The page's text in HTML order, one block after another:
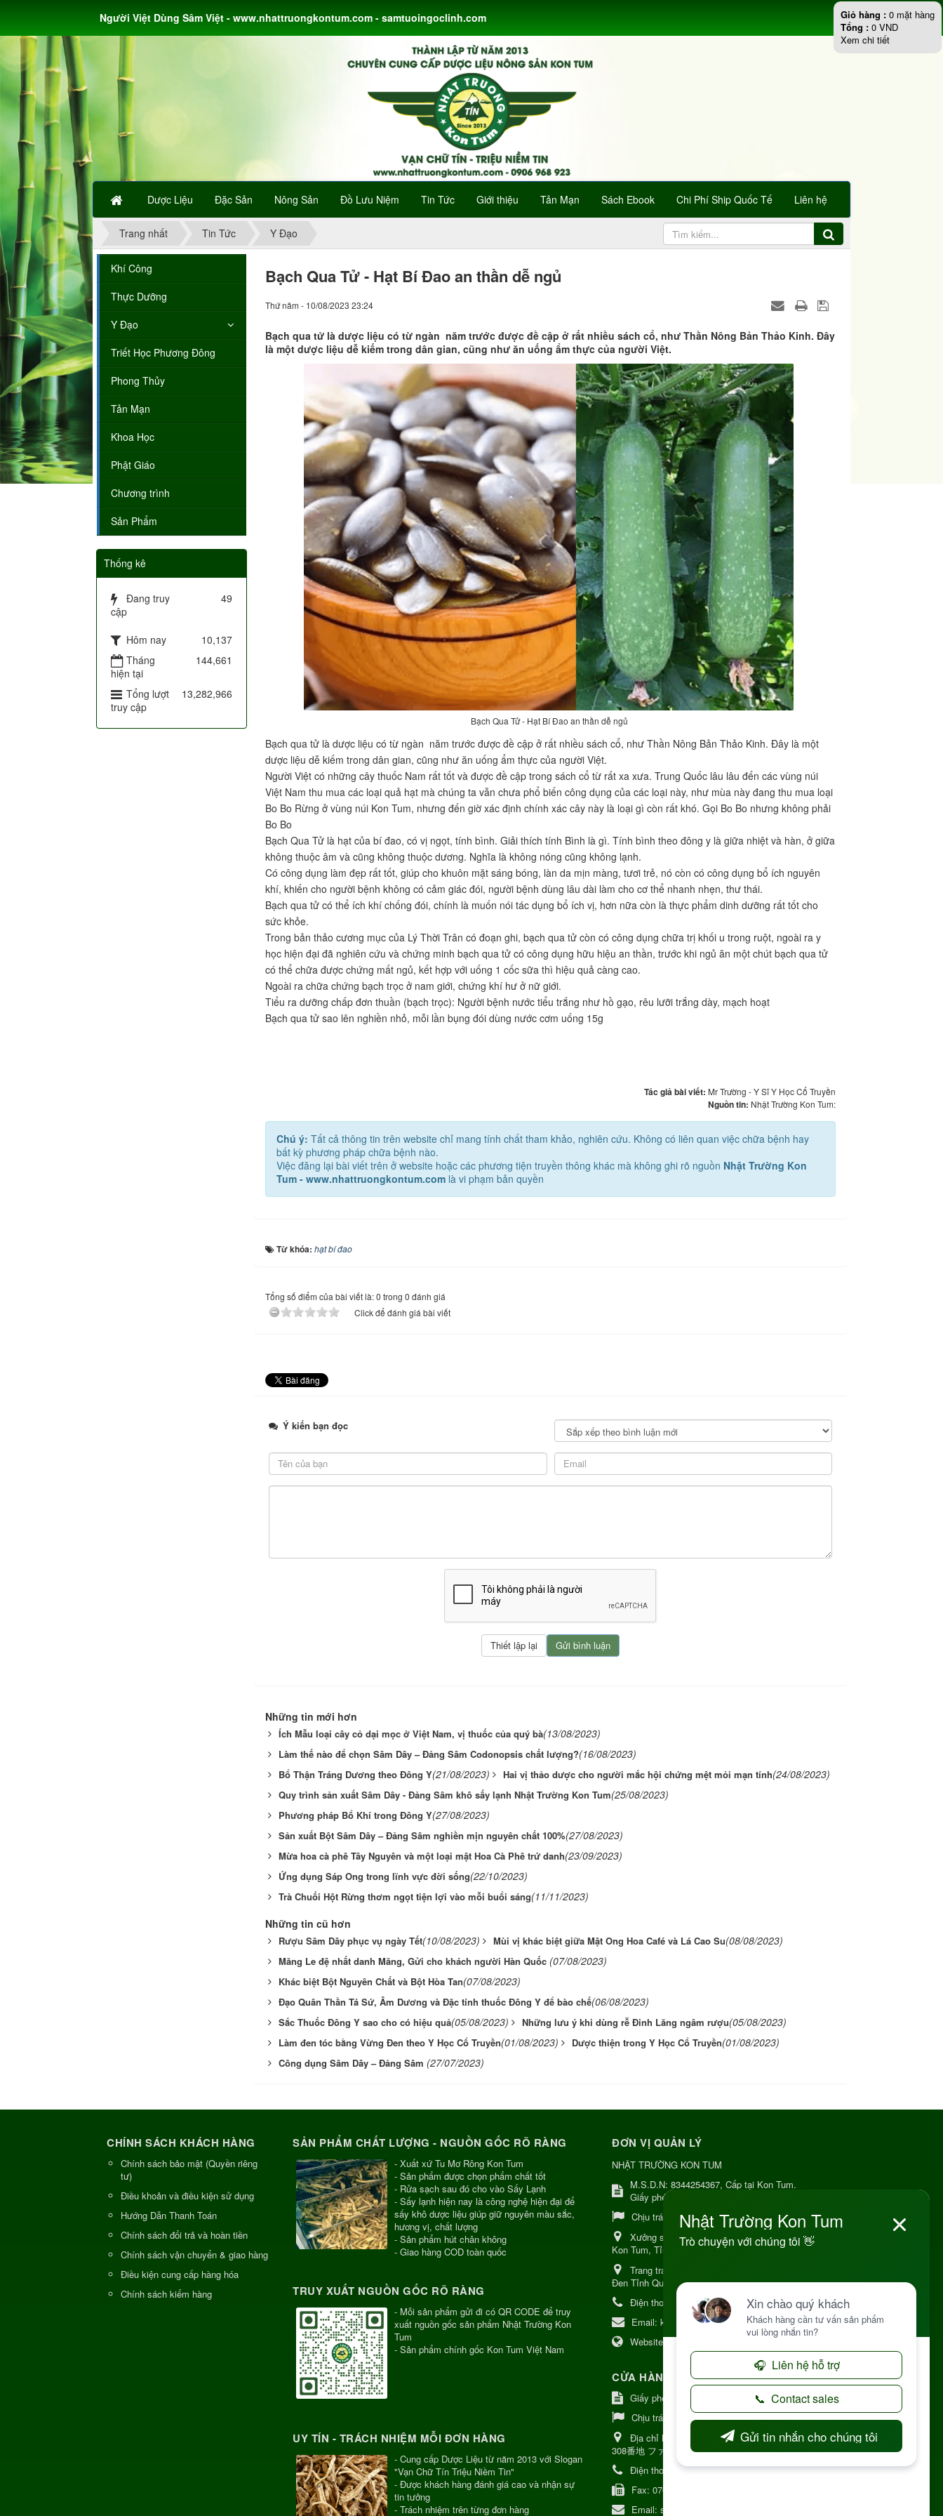
Dược Liệu Đặc Sản Nông Sản Đồ Lưu Niệm Tin Tức Giới thiệu Tản Mạn Sách Ebook Chi Phí Ship Quốc Tế Liên hệ
Người Việt Dùng Sâm Việt - www.nhattruongkontum.com - samtuoingoclinh.com
Trang nhất Tin Tức Y Đạo
Bạch Qua Tử - Hạt Bí Đao an thần dễ ngủ
Thứ năm - 10/08/2023 23:24
Bạch qua tử là dược liệu có từ ngàn năm trước được đề cập ở rất nhiều sách cổ, như Thần Nông Bản Thảo Kinh. Đây
là một dược liệu dễ kiếm trong dân gian, cũng như ăn uống ẩm thực của người Việt.
Bạch Qua Tử - Hạt Bí Đao an thần dễ ngủ
Bạch qua tử là dược liệu có từ ngàn năm trước được đề cập ở rất nhiều sách cổ, như Thần Nông Bản Thảo Kinh. Đây là một
dược liệu dễ kiếm trong dân gian, cũng như ăn uống ẩm thực của người Việt.
Người Việt có những cây thuốc Nam rất tốt và được đề cập trong sách cổ từ rất xa xưa. Trung Quốc lâu lâu đến các vùng núi
Việt Nam thu mua các loại quả hạt mà chúng ta vẫn chưa phổ biến công dụng của các loại này, như mùa này đang thu mua loại
Bo Bo Rừng ở vùng núi Kon Tum, nhưng đến giờ xác định chính xác cây này là loại gì còn rất khó. Gọi Bo Bo nhưng không phải
Bo Bo
Bạch Qua Tử là hạt của bí đao, có vị ngọt, tính bình. Giải thích tính Bình là gì. Tính bình theo đông y là giữa nhiệt và hàn, ở giữa
không thuộc âm và cũng không thuộc dương. Nghĩa là không nóng cũng không lạnh.
Có công dụng làm đẹp rất tốt, giúp cho khuôn mặt sáng bóng, làn da mịn màng, tươi trẻ, nó còn có công dụng bổ ích nguyên
khí, khiến cho người bệnh không có cảm giác đói, người bệnh dùng lâu dài làm cho cơ thể nhanh nhẹn, thư thái.
Bạch qua tử có thể ích khí chống đói, chính là muốn nói tác dụng bổ ích vị, hơn nữa còn là thực phẩm dinh dưỡng rất tốt cho
sức khỏe.
Trong bản thảo cương mục của Lý Thời Trân có đoạn ghi, bạch qua tử còn có công dụng chữa trị khối u trong ruột, ngoài ra y
học hiện đại đã nghiên cứu và chứng minh bạch qua tử có công dụng hữu hiệu an thần, trước khi ngủ ăn một chút bạch qua tử
có thể chữa được chứng mất ngủ, kết hợp với uống 1 cốc sữa thì hiệu quả càng cao.
Ngoài ra chữa chứng bạch trọc ở nam giới, chứng khí hư ở nữ giới.
Tiểu ra dưỡng chấp đơn thuần (bạch trọc): Người bệnh nước tiểu trắng như hồ gạo, rêu lưỡi trắng dày, mạch hoạt
Bạch qua tử sao lên nghiền nhỏ, mỗi lần bụng đói dùng nước cơm uống 15g
Tác giả bài viết: Mr Trường - Y Sĩ Y Học Cổ Truyền
Nguồn tin: Nhật Trường Kon Tum:
Chú ý: Tất cả thông tin trên website chỉ mang tính chất tham khảo, nghiên cứu. Không có liên quan việc chữa bệnh hay
bất kỳ phương pháp chữa bệnh nào.
Việc đăng lại bài viết trên ở website hoặc các phương tiện truyền thông khác mà không ghi rõ nguồn Nhật Trường Kon
Tum - www.nhattruongkontum.com là vi phạm bản quyền
Từ khóa: hạt bí đao
Tổng số điểm của bài viết là: 0 trong 0 đánh giá
Click để đánh giá bài viết
Ý kiến bạn đọc
Những tin mới hơn
Ích Mẫu loại cây cỏ dại mọc ở Việt Nam, vị thuốc của quý bà(13/08/2023)
Làm thế nào để chọn Sâm Dây – Đảng Sâm Codonopsis chất lượng?(16/08/2023)
Bổ Thận Tráng Dương theo Đông Y(21/08/2023) Hai vị thảo dược cho người mắc hội chứng mệt mỏi mạn tính(24/08/2023)
Quy trình sản xuất Sâm Dây - Đảng Sâm khô sấy lạnh Nhật Trường Kon Tum(25/08/2023)
Phương pháp Bổ Khí trong Đông Y(27/08/2023)
Sản xuất Bột Sâm Dây – Đảng Sâm nghiền mịn nguyên chất 100%(27/08/2023)
Mừa hoa cà phê Tây Nguyên và một loại mật Hoa Cà Phê trứ danh(23/09/2023)
Ứng dụng Sáp Ong trong lĩnh vực đời sống(22/10/2023)
Trà Chuối Hột Rừng thơm ngọt tiện lợi vào mỗi buổi sáng(11/11/2023)
Những tin cũ hơn
Rượu Sâm Dây phục vụ ngày Tết(10/08/2023) Mùi vị khác biệt giữa Mật Ong Hoa Café và Lá Cao Su(08/08/2023)
Măng Le đệ nhất danh Măng, Gửi cho khách người Hàn Quốc (07/08/2023)
Khác biệt Bột Nguyên Chất và Bột Hòa Tan(07/08/2023)
Đạo Quân Thần Tá Sứ, Âm Dương và Đặc tính thuốc Đông Y để bào chế(06/08/2023)
Sắc Thuốc Đông Y sao cho có hiệu quả(05/08/2023) Những lưu ý khi dùng rễ Đinh Lăng ngâm rượu(05/08/2023)
Làm đen tóc bằng Vừng Đen theo Y Học Cổ Truyền(01/08/2023) Dược thiện trong Y Học Cổ Truyền(01/08/2023)
Công dụng Sâm Dây – Đảng Sâm (27/07/2023)
Khí Công
Thực Dưỡng
Y Đạo
Triết Học Phương Đông
Phong Thủy
Tản Mạn
Khoa Học
Phật Giáo
Chương trình
Sản Phẩm
Thống kê
Đang truy
cập
49
Hôm nay
10,137
Tháng
hiện tại
144,661
Tổng lượt
truy cập
13,282,966
CHÍNH SÁCH KHÁCH HÀNG
Chính sách bảo mật (Quyền riêng
tư)
Điều khoản và điều kiện sử dụng
Hướng Dẫn Thanh Toán
Chính sách đổi trả và hoàn tiền
Chính sách vận chuyển & giao hàng
Điều kiện cung cấp hàng hóa
Chính sách kiểm hàng
SẢN PHẨM CHẤT LƯỢNG - NGUỒN GỐC RÕ RÀNG
- Xuất xứ Tu Mơ Rông Kon Tum
- Sản phẩm được chọn phẩm chất tốt
- Rửa sạch sau đó cho vào Sấy Lạnh
- Sấy lạnh hiện nay là công nghệ hiện đại để
sấy khô dược liệu giúp giữ nguyên màu sắc,
hương vị, chất lượng
- Sản phẩm hút chân không
- Giao hàng COD toàn quốc
TRUY XUẤT NGUỒN GỐC RÕ RÀNG
- Mỗi sản phẩm gửi đi có QR CODE để truy
xuất nguồn gốc sản phẩm Nhật Trường Kon
Tum
- Sản phẩm chính gốc Kon Tum Việt Nam
UY TÍN - TRÁCH NHIỆM MỖI ĐƠN HÀNG
- Cung cấp Dược Liệu từ năm 2013 với Slogan
"Vạn Chữ Tín Triệu Niềm Tin"
- Được khách hàng đánh giá cao và nhận sự
tin tưởng
- Trách nhiệm trên từng đơn hàng
ĐƠN VỊ QUẢN LÝ
NHẬT TRƯỜNG KON TUM
M.S.D.N: 8344254367, Cấp tại Kon Tum.
Giấy phép số: Số 38A.8009409/HKD
Chịu trách nhiệm:Chủ cơ sở Nguyễn Nhật Trường
Xưởng sản xuất:34 Lý Thường Kiệt, Tổ 6, Phường
Kon Tum, Tỉnh Quảng Ngải
Trang trại Dược Liệu Hữu Cơ:
Đen Tỉnh Quảng Ngãi
Điện thoại:
+84 906968923
Email: kinhdoanh@nhattruongkontum.com
Website:https://www.nhattruongkontum.com
CỬA HÀNG GIỚI THIỆU TẠI NHẬT BẢN
Giấy phép số: 080-9475-1379
Chịu trách nhiệm:MR THƯƠNG
Địa chỉ Nhật Bản:
日本 愛知県刈谷市神明町6丁目
308番地 ファミール神明
Điện thoại:
080-9475-1379
Fax: 070-9178-7979
Email: syixl13029@yahoo.co.jp
Giỏ hàng : 0 mặt hàng
Tổng : 0 VND
Xem chi tiết